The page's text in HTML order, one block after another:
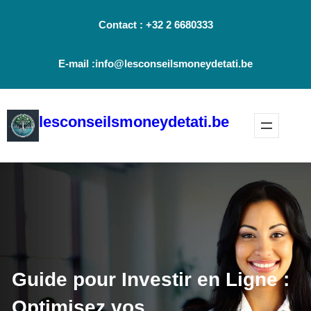
Contact : +32 2 6680333
E-mail :info@lesconseilsmoneydetati.be
lesconseilsmoneydetati.be
Guide pour Investir en Ligne :